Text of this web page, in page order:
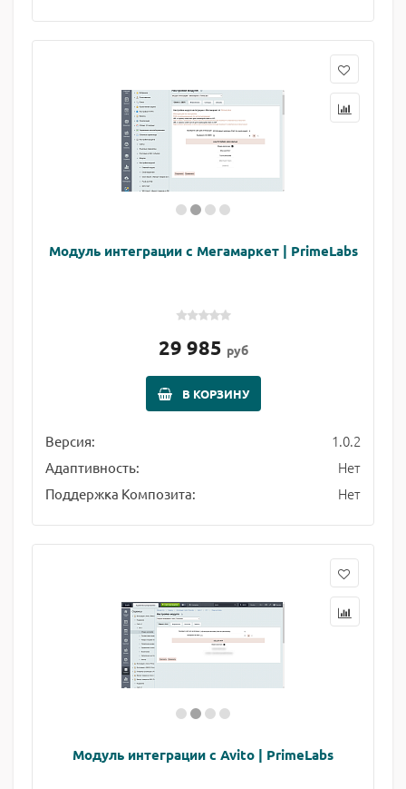
Модуль интеграции с Мегамаркет | PrimeLabs
29 985 руб
В КОРЗИНУ
Версия: 1.0.2
Адаптивность: Нет
Поддержка Композита: Нет
Модуль интеграции с Avito | PrimeLabs